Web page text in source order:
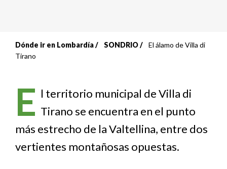
Sobrescribir
de
ayuda
a
Dónde ir en Lombardía SONDRIO
El álamo de Villa di
Tirano
E l territorio municipal de Villa di
Tirano se encuentra en el punto
más estrecho de la Valtellina, entre dos
vertientes montañosas opuestas.